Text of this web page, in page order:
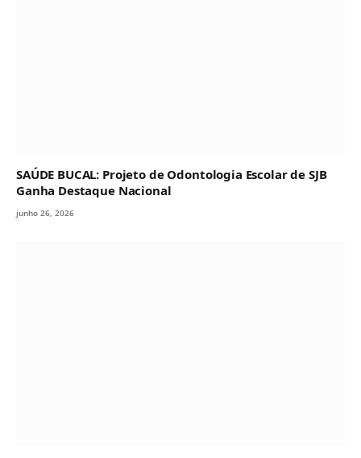
SAÚDE BUCAL: Projeto de Odontologia Escolar de SJB
Ganha Destaque Nacional
junho 26, 2026